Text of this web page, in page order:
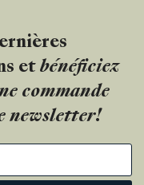
et bénéficiez
commande
newsletter!